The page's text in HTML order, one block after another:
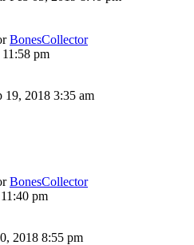
BonesCollector
pm
19, 2018 3:35 am
BonesCollector
pm
2018 8:55 pm